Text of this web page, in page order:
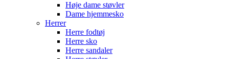
Høje dame støvler
Dame hjemmesko
Herrer
Herre fodtøj
Herre sko
Herre sandaler